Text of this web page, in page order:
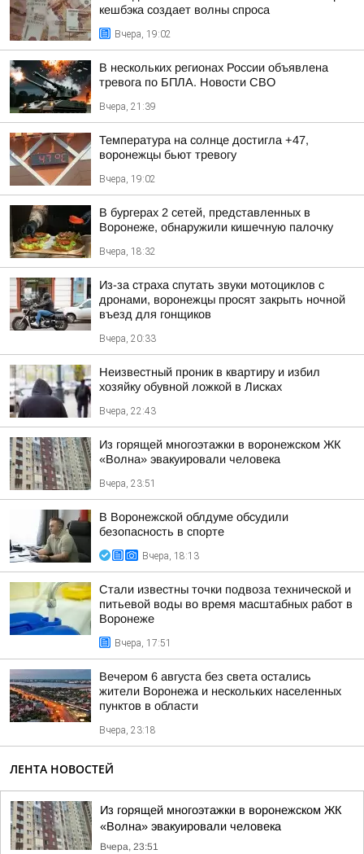
кешбэка создает волны спроса
Вчера, 19:02
В нескольких регионах России объявлена
тревога по БПЛА. Новости СВО
Вчера, 21:39
Температура на солнце достигла +47,
воронежцы бьют тревогу
Вчера, 19:02
В бургерах 2 сетей, представленных в
Воронеже, обнаружили кишечную палочку
Вчера, 18:32
Из-за страха спутать звуки мотоциклов с
дронами, воронежцы просят закрыть ночной
въезд для гонщиков
Вчера, 20:33
Неизвестный проник в квартиру и избил
хозяйку обувной ложкой в Лисках
Вчера, 22:43
Из горящей многоэтажки в воронежском ЖК
«Волна» эвакуировали человека
Вчера, 23:51
В Воронежской облдуме обсудили
безопасность в спорте
Вчера, 18:13
Стали известны точки подвоза технической и
питьевой воды во время масштабных работ в
Воронеже
Вчера, 17:51
Вечером 6 августа без света остались
жители Воронежа и нескольких населенных
пунктов в области
Вчера, 23:18
ЛЕНТА НОВОСТЕЙ
Из горящей многоэтажки в воронежском ЖК
«Волна» эвакуировали человека
Вчера, 23:51